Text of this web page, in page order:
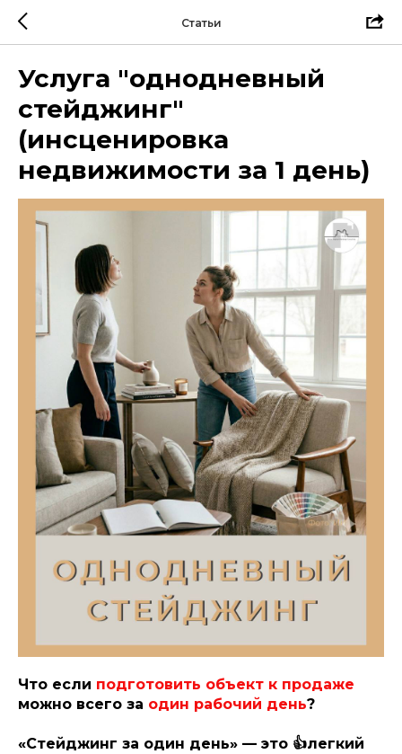
Статьи
Услуга "однодневный
стейджинг"
(инсценировка
недвижимости за 1 день)
Что если подготовить объект к продаже
можно всего за один рабочий день?
«Стейджинг за один день» — это 👍легкий